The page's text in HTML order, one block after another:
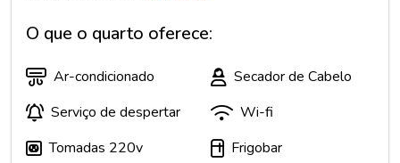
O que o quarto oferece:
Ar-condicionado
Secador de Cabelo
Serviço de despertar
Wi-fi
Tomadas 220v
Frigobar